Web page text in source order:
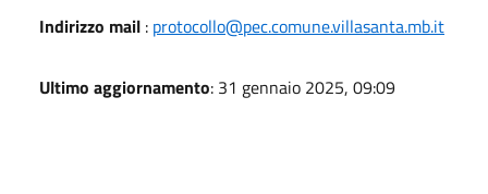
Indirizzo mail : protocollo@pec.comune.villasanta.mb.it
Ultimo aggiornamento: 31 gennaio 2025, 09:09